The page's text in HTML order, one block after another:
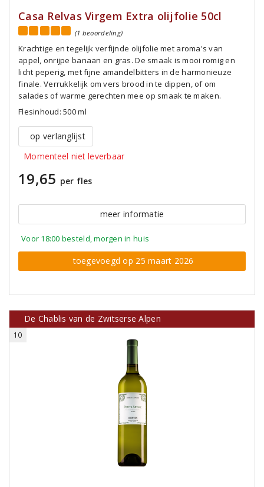
Casa Relvas Virgem Extra olijfolie 50cl
(1 beoordeling)
Krachtige en tegelijk verfijnde olijfolie met aroma's van
appel, onrijpe banaan en gras. De smaak is mooi romig en
licht peperig, met fijne amandelbitters in de harmonieuze
finale. Verrukkelijk om vers brood in te dippen, of om
salades of warme gerechten mee op smaak te maken.
Flesinhoud: 500 ml
op verlanglijst
Momenteel niet leverbaar
19,65 per fles
meer informatie
Voor 18:00 besteld, morgen in huis
toegevoegd op 25 maart 2026
De Chablis van de Zwitserse Alpen
10